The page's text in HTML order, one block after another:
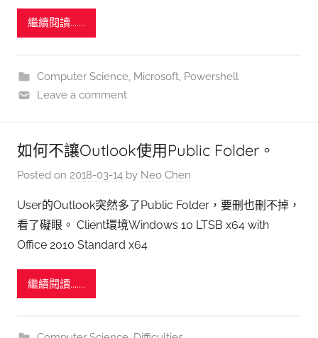
繼續閱讀.......
Computer Science, Microsoft, Powershell
Leave a comment
如何不讓Outlook使用Public Folder。
Posted on 2018-03-14 by Neo Chen
User的Outlook突然多了Public Folder，要刪也刪不掉，
看了礙眼。 Client環境Windows 10 LTSB x64 with
Office 2010 Standard x64
繼續閱讀.......